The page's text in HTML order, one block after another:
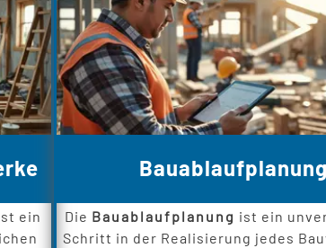
ein
Bauablaufplanung
Die Bauablaufplanung ist ein
Schritt in der Realisierung jedes